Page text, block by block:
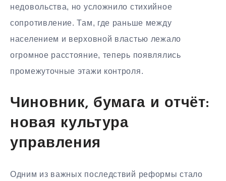
недовольства, но усложнило стихийное
сопротивление. Там, где раньше между
населением и верховной властью лежало
огромное расстояние, теперь появлялись
промежуточные этажи контроля.
Чиновник, бумага и отчёт:
новая культура
управления
Одним из важных последствий реформы стало